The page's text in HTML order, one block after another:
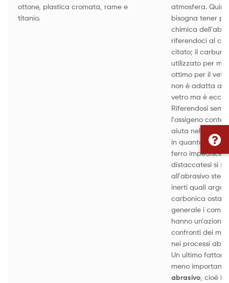
ottone, plastica cromata, rame e
titanio.
atmosfera.
bisogna tener
chimica
riferendoci al
citato; il carburo
utilizzato per
ottimo per il
non è adatta
vetro ma è
Riferendosi
l'ossigeno
aiuta nelle
in quanto la
ferro impedisce
distaccatesi si
all'abrasivo
inerti quali argo,
carbonica
generale i
hanno un'azione
confronti dei
nei processi
Un ultimo
meno
abrasivo, cioè il